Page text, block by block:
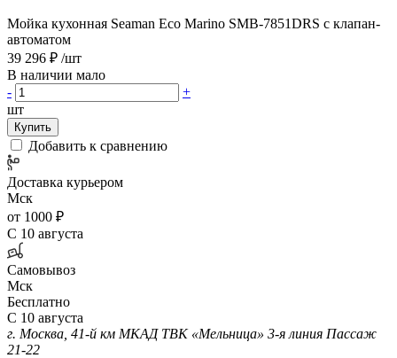
Мойка кухонная Seaman Eco Marino SMB-7851DRS с клапан-
автоматом
39 296 ₽ /шт
В наличии мало
-
+
шт
Купить
Добавить к сравнению
Доставка курьером
Мск
от 1000 ₽
С 10 августа
Самовывоз
Мск
Бесплатно
С 10 августа
г. Москва, 41-й км МКАД ТВК «Мельница» 3-я линия Пассаж
21-22